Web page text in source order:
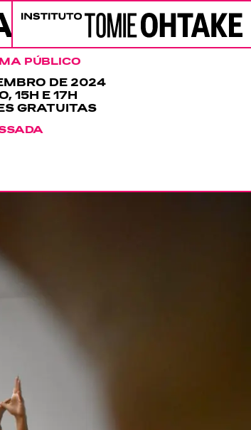
Instituto Tomie Ohtake
PÚBLICO
DE 2024
15H E 17H
GRATUITAS